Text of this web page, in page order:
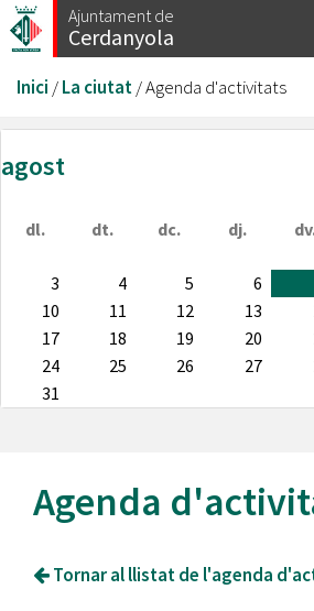
Vés
al
Ajuntament de
Cerdanyola
Esteu
aquí
Inici /La ciutat/Agenda d'activitats
agost
dl. dt. dc. dj.
3
4 5 6
10
11 12 13
17
18 19 20
24
25 26 27
31
Agenda
Tornar al llistat de l'agenda